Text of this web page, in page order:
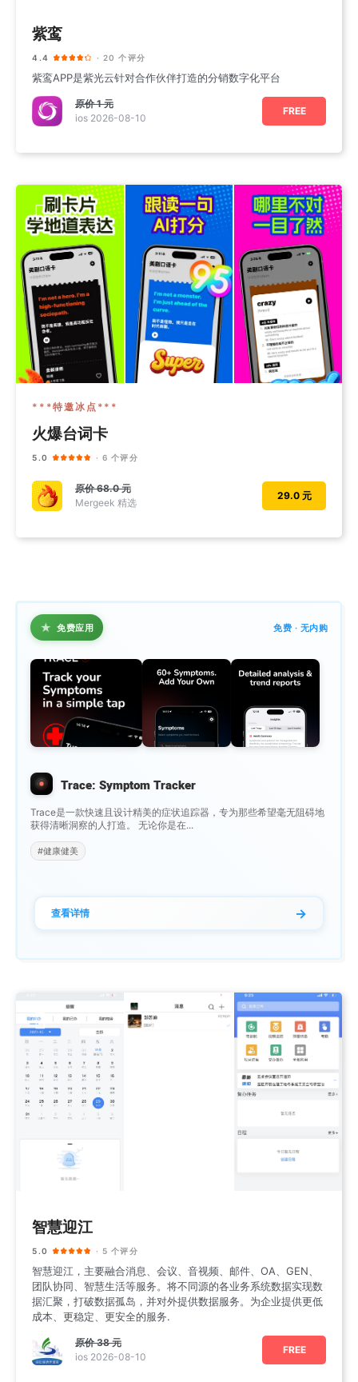
紫鸾
4.4 · 20 个评分
紫鸾APP是紫光云针对合作伙伴打造的分销数字化平台
原价1 元
ios 2026-08-10
FREE
***特邀冰点***
火爆台词卡
5.0 · 6 个评分
原价68.0 元
Mergeek 精选
29.0 元
★ 免费应用 免费 · 无内购
Trace: Symptom Tracker
Trace是一款快速且设计精美的症状追踪器，专为那些希望毫无阻碍地
获得清晰洞察的人打造。 无论你是在...
#健康健美
查看详情 →
智慧迎江
5.0 · 5 个评分
智慧迎江，主要融合消息、会议、音视频、邮件、OA、GEN、
团队协同、智慧生活等服务。将不同源的各业务系统数据实现数
据汇聚，打破数据孤岛，并对外提供数据服务。为企业提供更低
成本、更稳定、更安全的服务.
原价38 元
ios 2026-08-10
FREE